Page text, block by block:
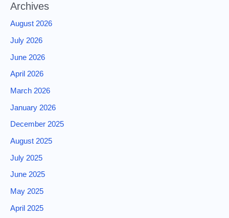
Archives
August 2026
July 2026
June 2026
April 2026
March 2026
January 2026
December 2025
August 2025
July 2025
June 2025
May 2025
April 2025